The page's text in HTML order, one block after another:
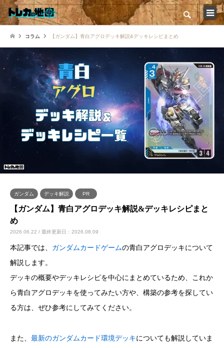
検索
トップ
カードショップ一覧
コラム一覧
店舗インタビュー特集
イベント大会情報
新弾発売スケジュール
トレカの地図について
カードショップオーナーの方へ
お問い合わせ
コラム 【ガンダム】青白アグロデッキ解説&デッキレシピまとめ
ガンダム デッキ解説 PR
【ガンダム】青白アグロデッキ解説&デッキレシピまと
め
2026.06.22 / 最終更新日：2026.08.09
本記事では、 ガンダムカードゲームの青白アグロデッキについて
解説します。
デッキの概要やデッキレシピを中心にまとめているため、これか
ら青白アグロデッキを使ってみたい方や、構築の参考を探してい
る方は、ぜひ参考にしてみてください。
また、 最新のガンダムカード環境デッキについても解説していま